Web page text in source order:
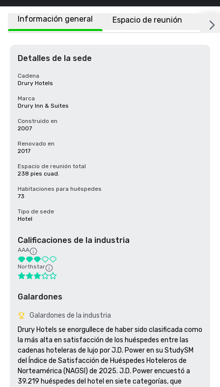
Información general Espacio de reunión
Detalles de la sede
Cadena
Drury Hotels
Marca
Drury Inn & Suites
Construido en
2007
Renovado en
2017
Espacio de reunión total
238 pies cuad.
Habitaciones para huéspedes
73
Tipo de sede
Hotel
Calificaciones de la industria
AAA
Northstar
Galardones
Galardones de la industria
Drury Hotels se enorgullece de haber sido clasificada como
la más alta en satisfacción de los huéspedes entre las
cadenas hoteleras de lujo por J.D. Power en su StudySM
del Índice de Satisfacción de Huéspedes Hoteleros de
Norteamérica (NAGSI) de 2025. J.D. Power encuestó a
39.219 huéspedes del hotel en siete categorías, que